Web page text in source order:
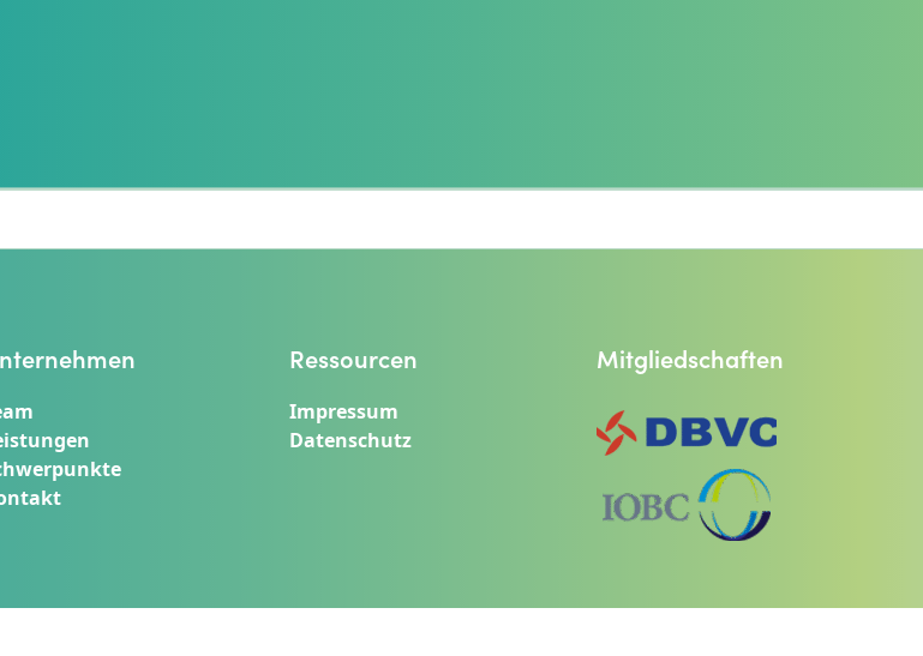
Ressourcen
Impressum
Datenschutz
Mitgliedschaften